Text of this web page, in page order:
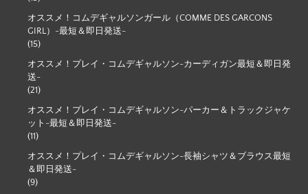
オススメ！コムデギャルソンガール（COMME DES GARCONS
GIRL）-最短＆即日発送-
(15)
オススメ！プレイ・コムデギャルソン-カーディガン最短＆即日発
送-
(21)
オススメ！プレイ・コムデギャルソン-パーカー＆トラックジャケ
ット-最短＆即日発送-
(11)
オススメ！プレイ・コムデギャルソン-長袖シャツ＆ブラウス最短
＆即日発送-
(9)